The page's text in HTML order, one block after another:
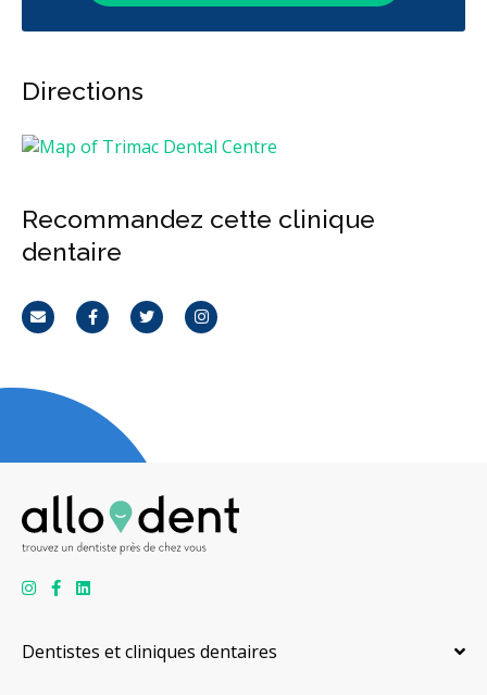
Directions
Recommandez cette clinique
dentaire
CourrielFacebookTwitterInstagram
Dentistes et cliniques dentaires